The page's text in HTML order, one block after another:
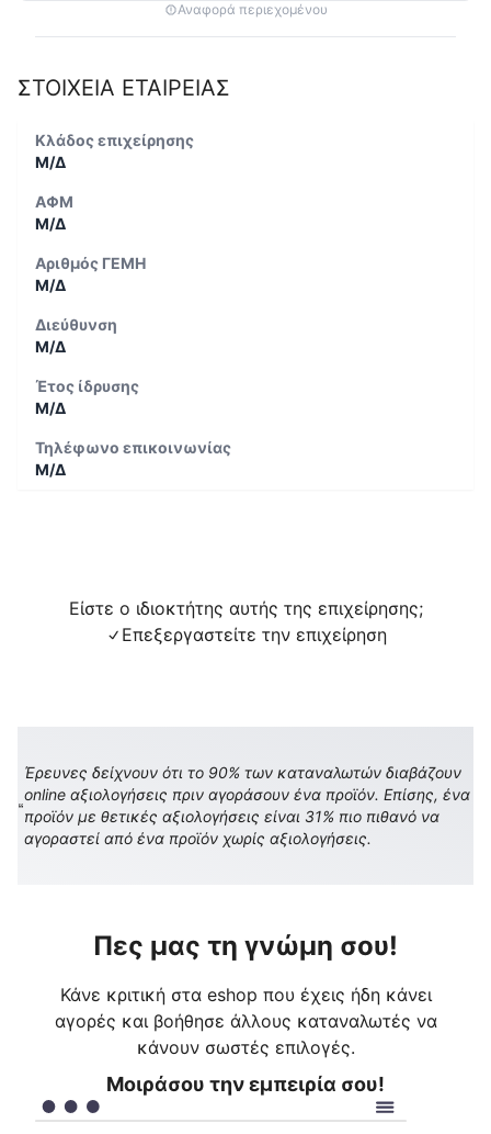
Αναφορά περιεχομένου
ΣΤΟΙΧΕΙΑ ΕΤΑΙΡΕΙΑΣ
Κλάδος επιχείρησης
Μ/Δ
ΑΦΜ
Μ/Δ
Αριθμός ΓΕΜΗ
Μ/Δ
Διεύθυνση
Μ/Δ
Έτος ίδρυσης
Μ/Δ
Τηλέφωνο επικοινωνίας
Μ/Δ
Είστε ο ιδιοκτήτης αυτής της επιχείρησης;
Επεξεργαστείτε την επιχείρηση
Έρευνες δείχνουν ότι το 90% των καταναλωτών διαβάζουν
online αξιολογήσεις πριν αγοράσουν ένα προϊόν. Επίσης, ένα
προϊόν με θετικές αξιολογήσεις είναι 31% πιο πιθανό να
αγοραστεί από ένα προϊόν χωρίς αξιολογήσεις.
Πες μας τη γνώμη σου!
Κάνε κριτική στα eshop που έχεις ήδη κάνει
αγορές και βοήθησε άλλους καταναλωτές να
κάνουν σωστές επιλογές.
Μοιράσου την εμπειρία σου!